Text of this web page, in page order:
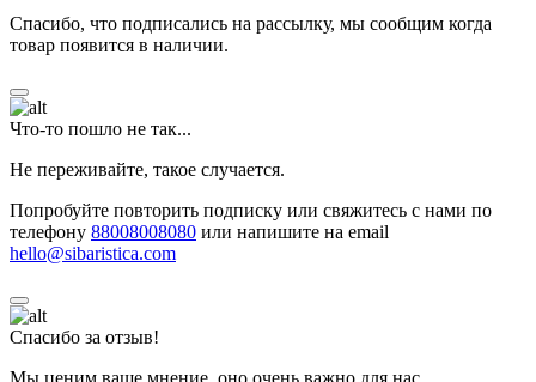
Спасибо, что подписались на рассылку, мы сообщим когда
товар появится в наличии.
Что-то пошло не так...
Не переживайте, такое случается.
Попробуйте повторить подписку или свяжитесь с нами по
телефону 88008008080 или напишите на email
hello@sibaristica.com
Спасибо за отзыв!
Мы ценим ваше мнение, оно очень важно для нас